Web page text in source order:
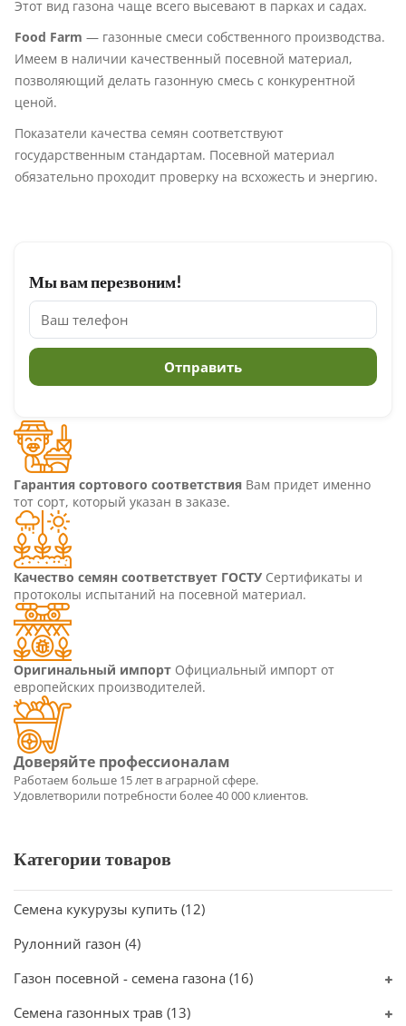
Этот вид газона чаще всего высевают в парках и садах.
Food Farm — газонные смеси собственного производства.
Имеем в наличии качественный посевной материал,
позволяющий делать газонную смесь с конкурентной
ценой.
Показатели качества семян соответствуют
государственным стандартам. Посевной материал
обязательно проходит проверку на всхожесть и энергию.
Мы вам перезвоним!
Гарантия сортового соответствия Вам придет именно
тот сорт, который указан в заказе.
Качество семян соответствует ГОСТУ Сертификаты и
протоколы испытаний на посевной материал.
Оригинальный импорт Официальный импорт от
европейских производителей.
Категории товаров
Семена кукурузы купить (12)
Рулонний газон (4)
Газон посевной - семена газона (16)
Семена газонных трав (13)